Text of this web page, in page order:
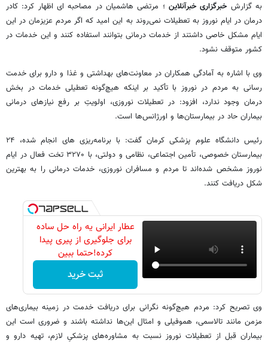
به گزارشخبرگزاری خبرآنلاین ؛ مرتضی هاشمیان در مصاحبه ای اظهار کرد: کادر
درمان در ایام نوروز به تعطیلات نمی‌روند به این امید که اگر مردم عزیزمان در این
ایام مشکل خاصی داشتند از خدمات درمانی بتوانند استفاده کنند و این خدمات در
کشور متوقف نشود.
وی با اشاره به آمادگی همکاران در معاونت‌های بهداشتی و غذا و دارو برای خدمت
رسانی به مردم در نوروز با تأکید بر اینکه هیچ‌گونه تعطیلی خدمات در بخش
درمان وجود ندارد، افزود: در تعطیلات نوروزی، اولویتِ بر رفع نیازهای درمانی
بیماران حاد در بیمارستان‌ها و اورژانس‌ها است.
رئیس دانشگاه علوم پزشکی کرمان گفت: با برنامه‌ریزی های انجام شده، ۲۴
بیمارستان خصوصی، تأمین اجتماعی، نظامی و دولتی، با ۳۲۷۰ تخت فعال در ایام
نوروز مشخص شده‌اند تا مردم و مسافران نوروزی، خدمات درمانی را به بهترین
شکل دریافت کنند.
عطار ایرانی یه راه حل ساده
برای جلوگیری از پیری پیدا
کرده!حتما ببین
ثبت خرید
وی تصریح کرد: مردم هیچ‌گونه نگرانی برای دریافت خدمت در زمینه بیماری‌های
مزمن مانند تالاسمی، هموفیلی و امثال این‌ها نداشته باشند و ضروری است این
بیماران قبل از تعطیلات نوروز نسبت به مشاوره‌های پزشکیِ لازم، تهیه دارو و